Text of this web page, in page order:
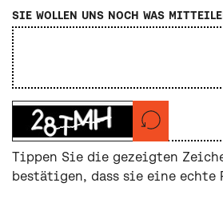
SIE WOLLEN UNS NOCH WAS
Tippen Sie die gezeigten
bestätigen, dass sie eine echte